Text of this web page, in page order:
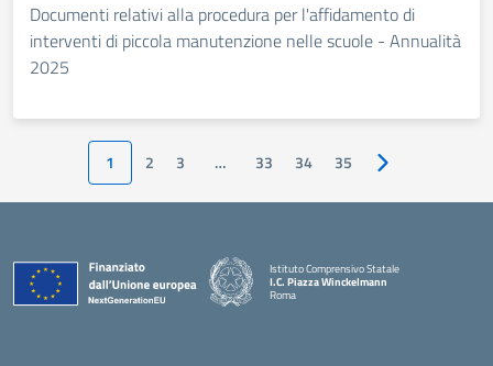
Documenti relativi alla procedura per l'affidamento di
interventi di piccola manutenzione nelle scuole - Annualità
2025
1 2 3 … 33 34 35 Pagina
Istituto Comprensivo Statale
I.C. Piazza Winckelmann
Roma